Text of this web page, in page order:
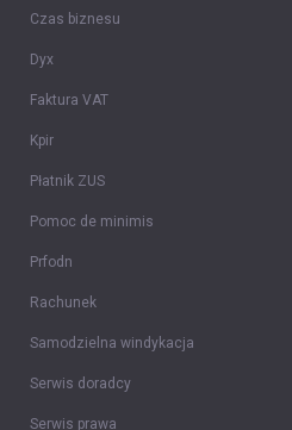
Czas biznesu
Dyx
Faktura VAT
Kpir
Płatnik ZUS
Pomoc de minimis
Prfodn
Rachunek
Samodzielna windykacja
Serwis doradcy
Serwis prawa